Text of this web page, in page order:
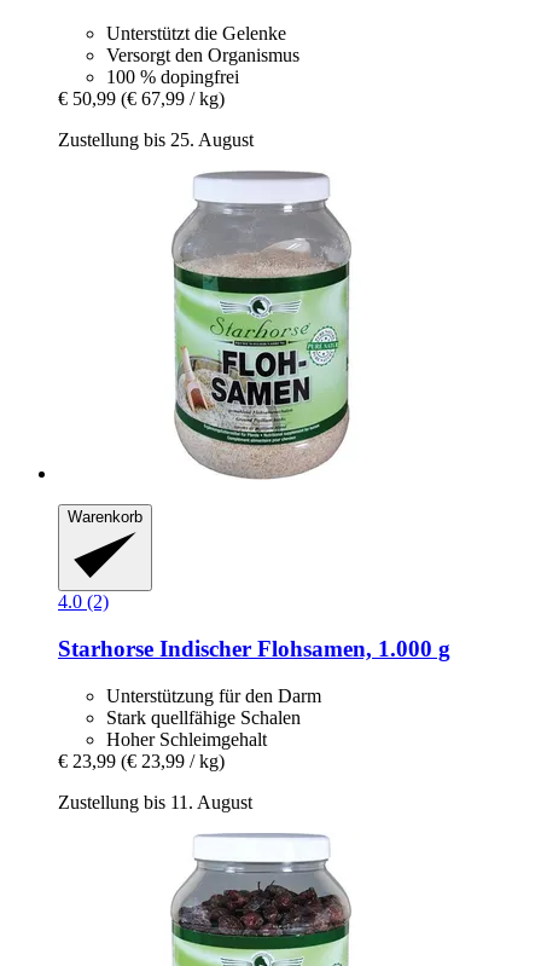
Unterstützt die Gelenke
Versorgt den Organismus
100 % dopingfrei
€ 50,99 (€ 67,99 / kg)
Zustellung bis 25. August
Warenkorb
4.0 (2)
Starhorse Indischer Flohsamen, 1.000 g
Unterstützung für den Darm
Stark quellfähige Schalen
Hoher Schleimgehalt
€ 23,99 (€ 23,99 / kg)
Zustellung bis 11. August